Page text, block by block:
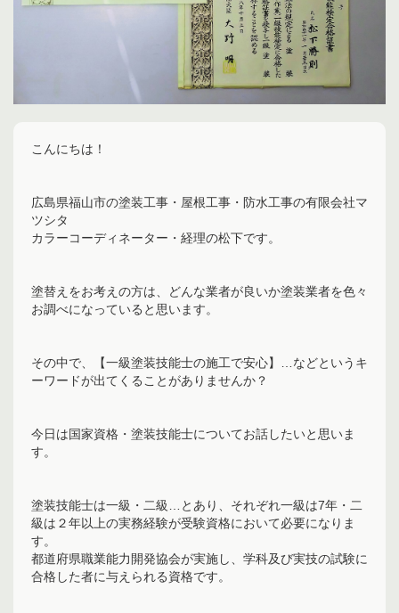
こんにちは！
広島県福山市の塗装工事・屋根工事・防水工事の有限会社マ
ツシタ
カラーコーディネーター・経理の松下です。
塗替えをお考えの方は、どんな業者が良いか塗装業者を色々
お調べになっていると思います。
その中で、【一級塗装技能士の施工で安心】…などというキ
ーワードが出てくることがありませんか？
今日は国家資格・塗装技能士についてお話したいと思いま
す。
塗装技能士は一級・二級…とあり、それぞれ一級は7年・二
級は２年以上の実務経験が受験資格において必要になりま
す。
都道府県職業能力開発協会が実施し、学科及び実技の試験に
合格した者に与えられる資格です。